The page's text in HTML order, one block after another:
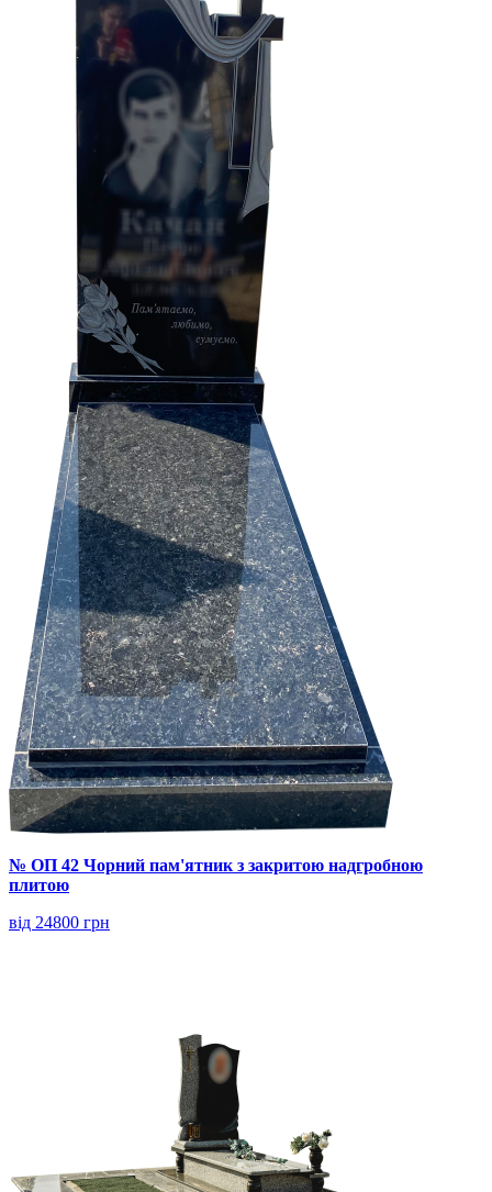
№ ОП 42 Чорний пам'ятник з закритою надгробною
плитою
від 24800 грн